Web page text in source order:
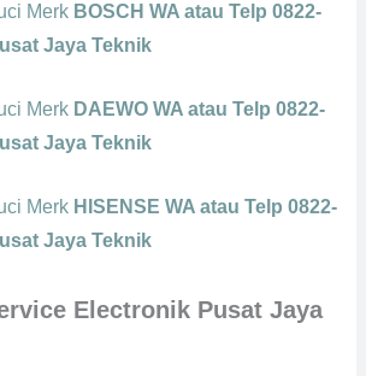
Merk BOSCH WA atau Telp 0822-
Jaya Teknik
Merk DAEWO WA atau Telp 0822-
Jaya Teknik
Merk HISENSE WA atau Telp 0822-
Jaya Teknik
Electronik Pusat Jaya